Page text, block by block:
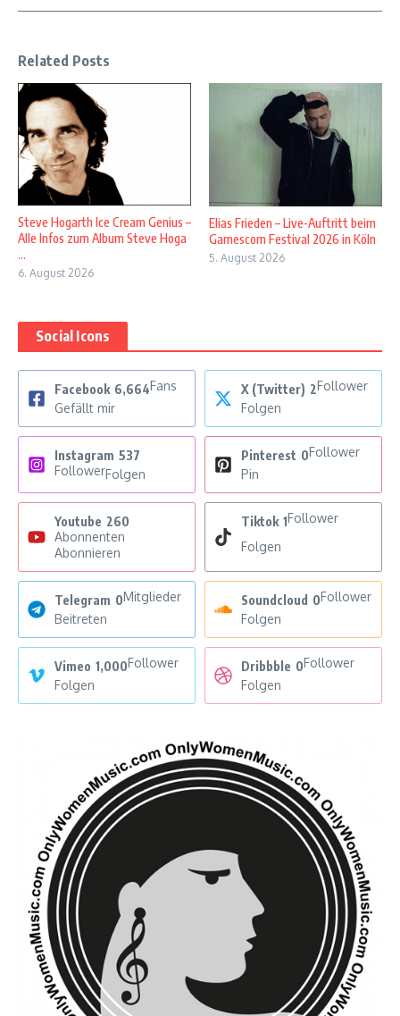
Related Posts
Steve Hogarth Ice Cream Genius –
Alle Infos zum Album Steve Hoga
...
6. August 2026
Elias Frieden – Live-Auftritt beim
Gamescom Festival 2026 in Köln
5. August 2026
Social Icons
Facebook 6,664Fans
Gefällt mir
X (Twitter) 2Follower
Folgen
Instagram 537
FollowerFolgen
Pinterest 0Follower
Pin
Youtube 260
Abonnenten
Abonnieren
Tiktok 1Follower
Folgen
Telegram 0Mitglieder
Beitreten
Soundcloud 0Follower
Folgen
Vimeo 1,000Follower
Folgen
Dribbble 0Follower
Folgen